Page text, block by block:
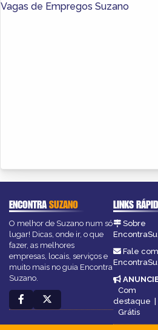
Vagas de Empregos Suzano
ENCONTRASUZANO
O melhor de Suzano num só
lugar! Dicas, onde ir, o que
fazer, as melhores
empresas, locais, serviços e
muito mais no guia Encontra
Suzano.
LINKS
Sobre
Fale
Com
destaque
Grátis